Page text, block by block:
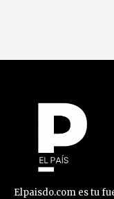
Elpaisdo.com es tu